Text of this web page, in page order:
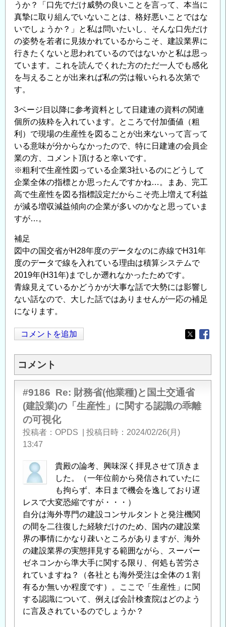
うか？「口先でだけ威勢の良いことを言って、本当に
真摯に取り組んでいないことは、格好悪いことではな
いでしょうか？」と私は問いたいし、そんな口先だけ
の姿勢を若者に見抜かれているからこそ、建設業界に
行きたくないと思われているのではないかと私は思っ
ています。これを読んでくれた方のただ一人でも感化
を与えることが出来れば私の労は報いられる次第で
す。
3ページ目以降に参考資料として日建連の資料の関連
個所の抜粋を入れています。ところで付加価値（粗
利）で現場の生産性を図ることが出来ないって言って
いる意味が分からなかったので、特に日建連の会員企
業の方、コメント頂けると幸いです。
※粗利で生産性図っている企業3社いるのにどうして
企業全体の指標とか思ったんですかね…。まあ、完工
高で生産性を図る指標設定だからこそ売上増えて利益
が減る増収減益傾向の企業が多いのかなと思っていま
すが…。
補足
図中の国交省がH28年度のデータなのに赤線でH31年
度のデータで線を入れている理由は積算システムで
2019年(H31年)までしか遡れなかったためです。
青線見えているかどうかが大事な話で大勢には影響し
ない話なので、大した話ではありませんが一応の補足
になります。
コメントを追加
Opens in
コメント
#9186 Re: 財務省(他業種)と国土交通省
(建設業)の「生産性」に関する認識の乖離
の可視化
投稿者 OPDS 投稿日時
2024/02/26(月)
13:47
貴殿の論考、興味深く拝見させて頂きま
した。（一年位前から発信されていたに
も拘らず、本日まで機会を逸しており遅
レスで大変恐縮ですが・・・）
自分は海外専門の建設コンサルタントと発注機関
の間を二往復した経験だけのため、国内の建設業
界の事情にかなり疎いところがありますが、海外
の建設業界の実態拝見する範囲ながら、スーパー
ゼネコンから準大手に関する限り、何処も苦労さ
れていますね？（各社とも海外受注は全体の１割
有るか無いか程度です）。ここで「生産性」に関
する認識について、例えば会計検査院はどのよう
に言及されているのでしょうか？